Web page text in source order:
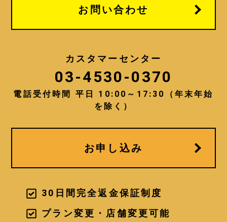
られている場合（または容易に照合す
ることができる場合）のオンライン識
・当社の提供する商品・サービスをご
利用いただく為。
・お客様の本人確認をする為。
・お客様への問い合わせに対応し、ま
を防止する為。
・お客様への商品のお届けや、メール
の配信等、お客様がご希望されたサー
供を行う方策を講じるための統計的資
・当社の提携先が提供するサービスを
お問い合わせ
カスタマーセンター
03-4530-0370
電話受付時間 平日 10:00～17:30（年末年始
を除く）
お申し込み
30日間完全返金保証制度
プラン変更・店舗変更可能